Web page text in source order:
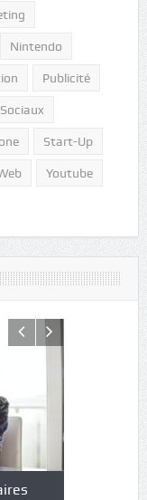
Nintendo
Publicité
Start-Up
Youtube